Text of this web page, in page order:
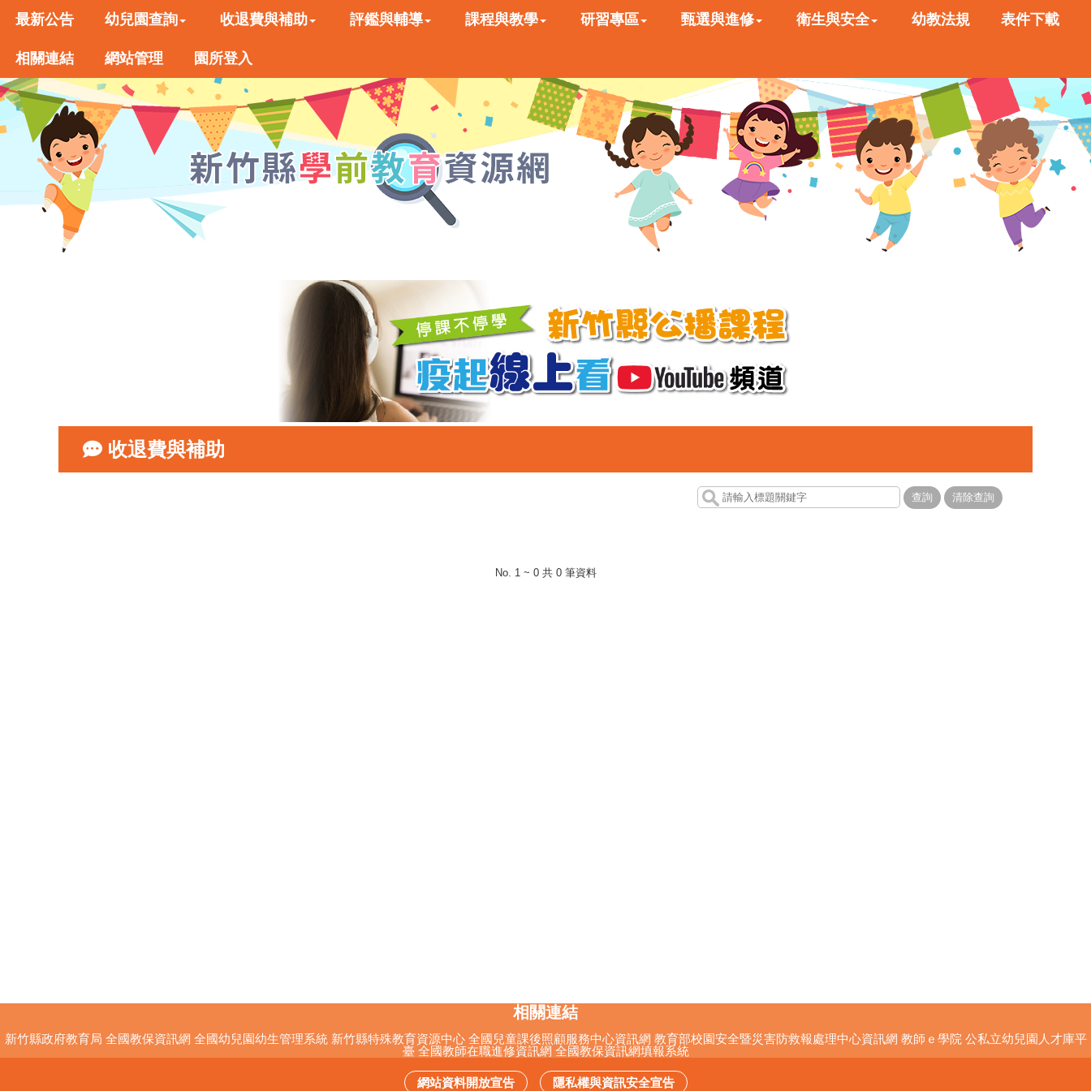
最新公告 幼兒園查詢 收退費與補助 評鑑與輔導 課程與教學 研習專區 甄選與進修 衛生與安全 幼教法規 表件下載
相關連結 網站管理 園所登入
收退費與補助
No. 1 ~ 0 共 0 筆資料
相關連結
新竹縣政府教育局 全國教保資訊網 全國幼兒園幼生管理系統 新竹縣特殊教育資源中心 全國兒童課後照顧服務中心資訊網 教育部校園安全暨災害防救報處理中心資訊網 教師ｅ學院 公私立幼兒園人才庫平
臺 全國教師在職進修資訊網 全國教保資訊網填報系統
網站資料開放宣告 隱私權與資訊安全宣告